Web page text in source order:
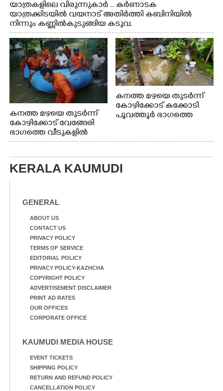
യാത്രകളിലെ വിരുന്നുകാർ .. കർണാടക
യാത്രക്കിടയിൽ വയനാട് അതിർത്തി കബിനിയിൽ
നിന്നും കണ്ണിൽകുടുങ്ങിയ കടുവ.
കനത്ത മഴയെ തുടർന്ന്
കോഴിക്കോട് വേങ്ങേരി
ഭാഗത്തെ വീടുകളിൽ
വെള്ളം
സുരക്ഷിത സ്ഥാനത്തേക്ക്
മാറ്റുന്ന സുരക്ഷാസേനാം
ഗങ്ങൾ
കനത്ത മഴയെ തുടർന്ന്
കോഴിക്കോട് കക്കോടി
പൂവത്തൂർ ഭാഗത്തെ
KERALA KAUMUDI
GENERAL
ABOUT US
CONTACT US
PRIVACY POLICY
TERMS OF SERVICE
EDITORIAL POLICY
PRIVACY POLICY-KAZHCHA
COPYRIGHT POLICY
ADVERTISEMENT DISCLAIMER
PRINT AD RATES
OUR OFFICES
CORPORATE OFFICE
KAUMUDI MEDIA HOUSE
EVENT TICKETS
SHIPPING POLICY
RETURN AND REFUND POLICY
CANCELLATION POLICY